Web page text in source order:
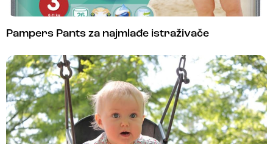
Pampers Pants za najmlađe istraživače